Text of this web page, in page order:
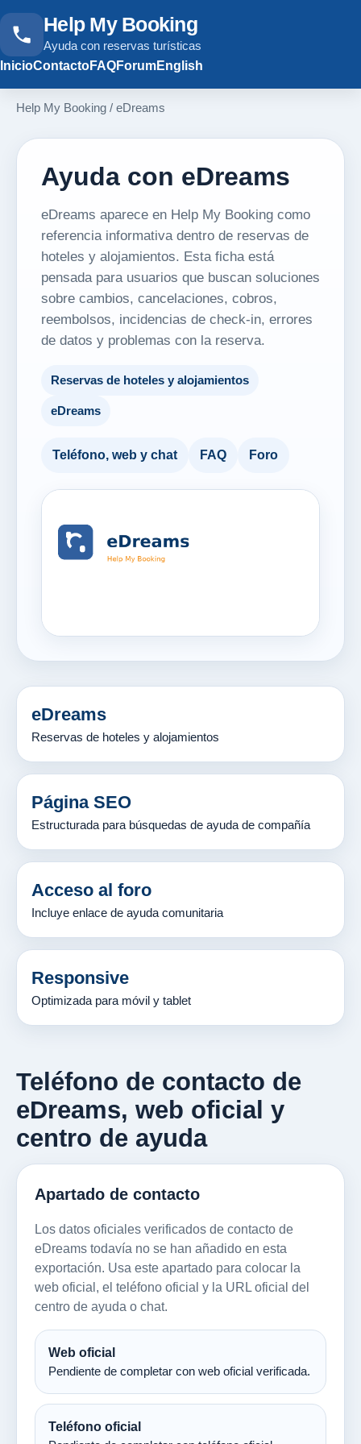
Help My Booking
Ayuda con reservas turísticas
InicioContactoFAQForumEnglish
Help My Booking / eDreams
Ayuda con eDreams
eDreams aparece en Help My Booking como
referencia informativa dentro de reservas de
hoteles y alojamientos. Esta ficha está
pensada para usuarios que buscan soluciones
sobre cambios, cancelaciones, cobros,
reembolsos, incidencias de check-in, errores
de datos y problemas con la reserva.
Reservas de hoteles y alojamientos
eDreams
Teléfono, web y chat FAQ Foro
eDreams
Reservas de hoteles y alojamientos
Página SEO
Estructurada para búsquedas de ayuda de compañía
Acceso al foro
Incluye enlace de ayuda comunitaria
Responsive
Optimizada para móvil y tablet
Teléfono de contacto de
eDreams, web oficial y
centro de ayuda
Apartado de contacto
Los datos oficiales verificados de contacto de
eDreams todavía no se han añadido en esta
exportación. Usa este apartado para colocar la
web oficial, el teléfono oficial y la URL oficial del
centro de ayuda o chat.
Web oficial
Pendiente de completar con web oficial verificada.
Teléfono oficial